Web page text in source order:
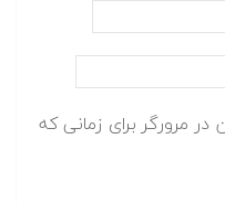
مرورگر برای زمانی که